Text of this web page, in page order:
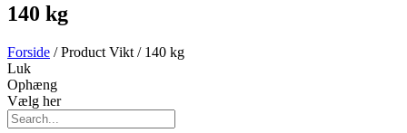
140 kg
Forside / Product Vikt / 140 kg
Luk
Ophæng
Vælg her